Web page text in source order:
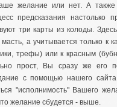
желание или нет. А также
предсказания настолько
три карты из колоды.
а учитывается только к
трефы) или к красным
прост, Вы сразу же его
с помощью нашего
"исполнимость" Вашего
желание сбудется - выше.